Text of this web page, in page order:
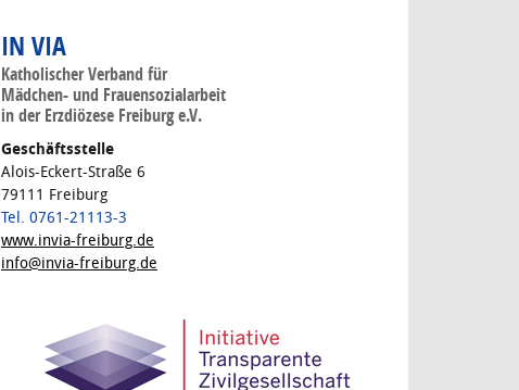
IN VIA
Katholischer Verband für
Mädchen- und Frauensozialarbeit
in der Erzdiözese Freiburg e.V.
Geschäftsstelle
Alois-Eckert-Straße 6
79111 Freiburg
Tel. 0761-21113-3
www.invia-freiburg.de
info@invia-freiburg.de